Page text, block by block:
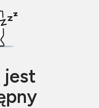
jest